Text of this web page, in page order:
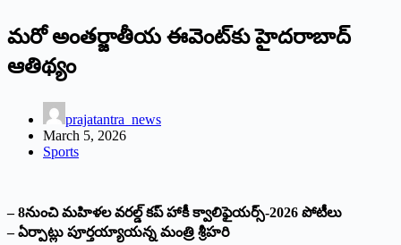
మరో అంతర్జాతీయ ఈవెంట్‌కు హైదరాబాద్
ఆతిథ్యం
prajatantra_news
March 5, 2026
Sports
– 8నుంచి మహిళల వరల్డ్ కప్ హాకీ క్వాలిఫైయర్స్-2026 పోటీలు
– ఏర్పాట్లు పూర్తయ్యాయన్న మంత్రి శ్రీహరి